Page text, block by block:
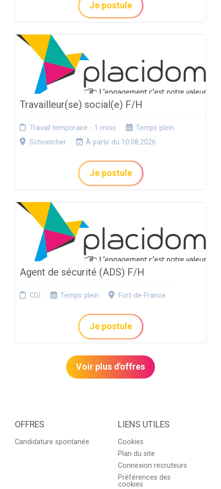
Je postule
Travailleur(se) social(e) F/H
Travail temporaire - 1 mois
Temps plein
Schoelcher
À partir du 10.08.2026
Je postule
Agent de sécurité (ADS) F/H
CDI Temps plein Fort-de-France
Je postule
Voir plus d'offres
OFFRES
Candidature spontanée
LIENS UTILES
Cookies
Plan du site
Connexion recruteurs
Préférences des
cookies